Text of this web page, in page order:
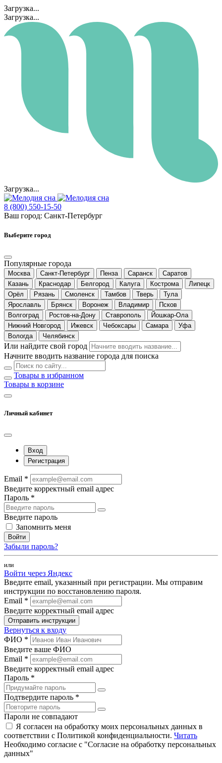
Загрузка...
Загрузка...
Загрузка...
8 (800) 550-15-50
Ваш город: Санкт-Петербург
Выберите город
Популярные города
Москва Санкт-Петербург Пенза Саранск
Саратов
Казань
Краснодар Белгород Калуга Кострома
Липецк
Орёл
Рязань Смоленск Тамбов Тверь
Тула
Ярославль
Брянск Воронеж Владимир
Псков
Волгоград
Ростов-на-Дону Ставрополь
Йошкар-Ола
Нижний Новгород
Ижевск Чебоксары Самара
Уфа
Вологда
Челябинск
Или найдите свой город
Начните вводить название города для поиска
Товары в избранном
Товары в корзине
Личный кабинет
Вход
Регистрация
Email *
Введите корректный email адрес
Пароль *
Введите пароль
Запомнить меня
Войти
Забыли пароль?
или
Войти через Яндекс
Введите email, указанный при регистрации. Мы отправим
инструкции по восстановлению пароля.
Email *
Введите корректный email адрес
Отправить инструкции
Вернуться к входу
ФИО *
Введите ваше ФИО
Email *
Введите корректный email адрес
Пароль *
Подтвердите пароль *
Пароли не совпадают
Я согласен на обработку моих персональных данных в
соответствии с Политикой конфиденциальности. Читать
Необходимо согласие с "Согласие на обработку персональных
данных"